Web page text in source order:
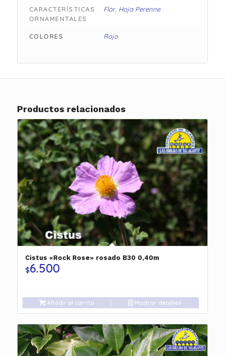
CARACTERÍSTICAS
ORNAMENTALES
Flor, Hoja Perenne
COLORES Rojo
Productos relacionados
Cistus «Rock Rose» rosado B30 0,40m
$6.500
Añadir al carrito Mostrar detalles